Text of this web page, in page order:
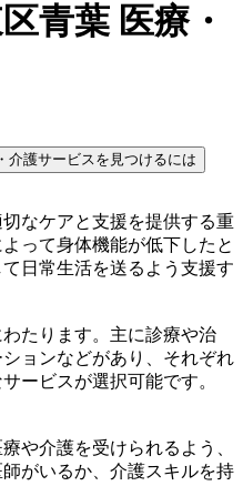
青葉 医療・
介護サービスを見つけるには
なケアと支援を提供する重
って身体機能が低下したと
日常生活を送るよう支援す
たります。主に診療や治
ョンなどがあり、それぞれ
ービスが選択可能です。
や介護を受けられるよう、
がいるか、介護スキルを持